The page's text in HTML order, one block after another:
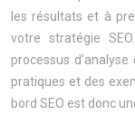
les résultats et à
votre stratégie
processus
pratiques et des
bord SEO est donc